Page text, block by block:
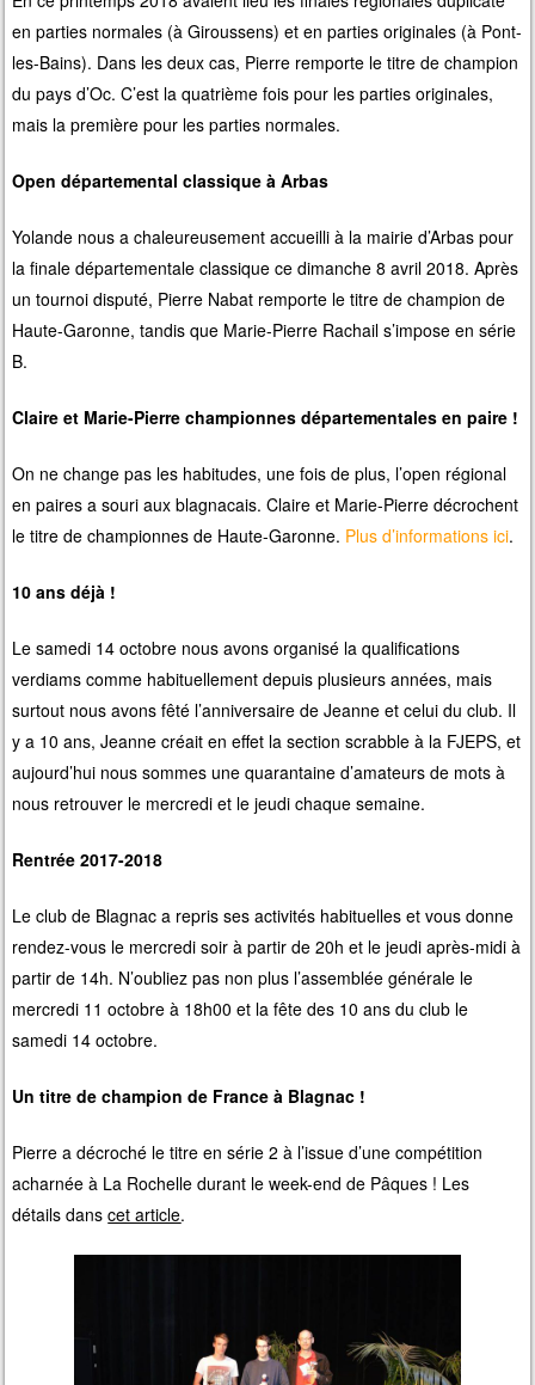
en parties normales (à Giroussens) et en parties originales (à Pont-
les-Bains). Dans les deux cas, Pierre remporte le titre de champion
du pays d’Oc. C’est la quatrième fois pour les parties originales,
mais la première pour les parties normales.
Open départemental classique à Arbas
Yolande nous a chaleureusement accueilli à la mairie d’Arbas pour
la finale départementale classique ce dimanche 8 avril 2018. Après
un tournoi disputé, Pierre Nabat remporte le titre de champion de
Haute-Garonne, tandis que Marie-Pierre Rachail s’impose en série
B.
Claire et Marie-Pierre championnes départementales en paire !
On ne change pas les habitudes, une fois de plus, l’open régional
en paires a souri aux blagnacais. Claire et Marie-Pierre décrochent
le titre de championnes de Haute-Garonne. Plus d’informations ici.
10 ans déjà !
Le samedi 14 octobre nous avons organisé la qualifications
verdiams comme habituellement depuis plusieurs années, mais
surtout nous avons fêté l’anniversaire de Jeanne et celui du club. Il
y a 10 ans, Jeanne créait en effet la section scrabble à la FJEPS, et
aujourd’hui nous sommes une quarantaine d’amateurs de mots à
nous retrouver le mercredi et le jeudi chaque semaine.
Rentrée 2017-2018
Le club de Blagnac a repris ses activités habituelles et vous donne
rendez-vous le mercredi soir à partir de 20h et le jeudi après-midi à
partir de 14h. N’oubliez pas non plus l’assemblée générale le
mercredi 11 octobre à 18h00 et la fête des 10 ans du club le
samedi 14 octobre.
Un titre de champion de France à Blagnac !
Pierre a décroché le titre en série 2 à l’issue d’une compétition
acharnée à La Rochelle durant le week-end de Pâques ! Les
détails danscet article.